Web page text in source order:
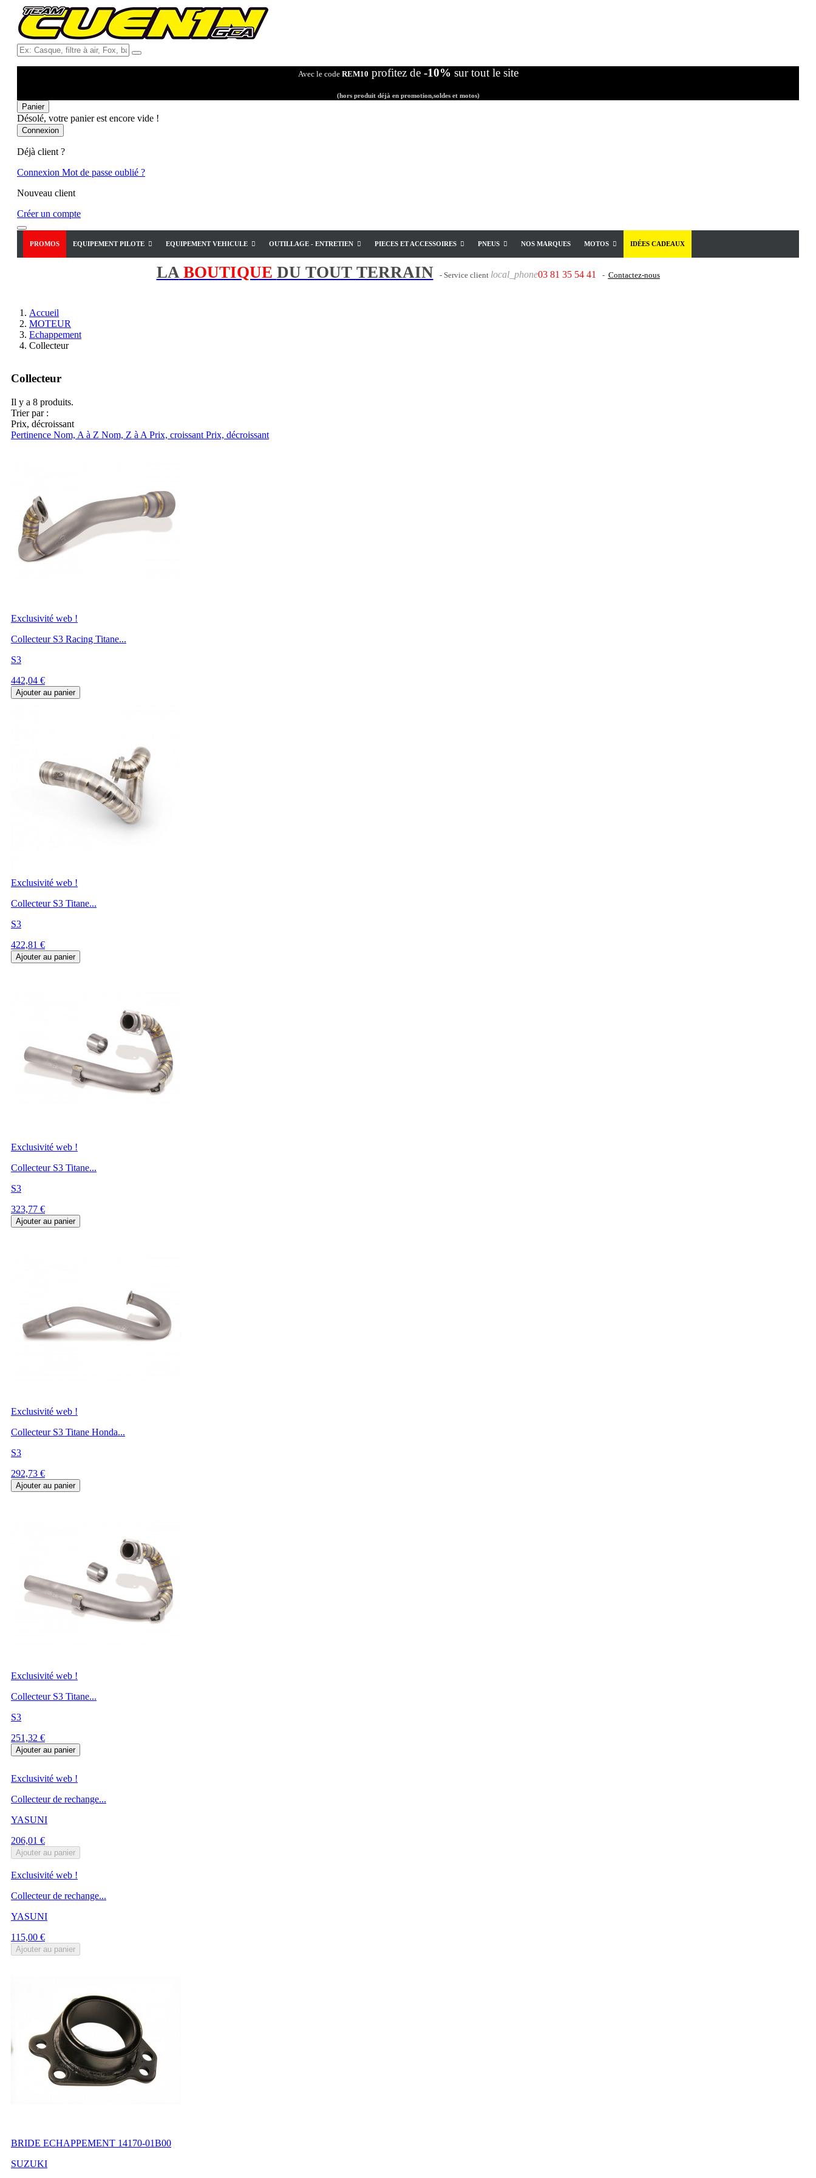
Ex:
Casque,
Fox,
...
Avec le code REM10 profitez de -10% sur tout le site
(hors produit déjà en promotion,soldes et motos)
Panier
Désolé, votre panier est encore vide !
Connexion
Déjà client ?
Connexion Mot de passe oublié ?
Nouveau client
Créer un compte
PROMOS EQUIPEMENT PILOTE EQUIPEMENT VEHICULE OUTILLAGE - ENTRETIEN PIECES ET ACCESSOIRES PNEUS NOS MARQUES MOTOS IDÉES CADEAUX
LABOUTIQUE DU TOUT TERRAIN - Service client local_phone03 81 35 54 41 - Contactez-nous
Accueil
MOTEUR
Echappement
Collecteur
Collecteur
Il y a 8 produits.
Trier par :
Prix, décroissant
Pertinence Nom, A à Z Nom, Z à A Prix, croissant Prix, décroissant
Exclusivité web !
Collecteur S3 Racing Titane...
S3
Prix
442,04 €
Ajouter au panier
Exclusivité web !
Collecteur S3 Titane...
S3
Prix
422,81 €
Ajouter au panier
Exclusivité web !
Collecteur S3 Titane...
S3
Prix
323,77 €
Ajouter au panier
Exclusivité web !
Collecteur S3 Titane Honda...
S3
Prix
292,73 €
Ajouter au panier
Exclusivité web !
Collecteur S3 Titane...
S3
Prix
251,32 €
Ajouter au panier
Exclusivité web !
Collecteur de rechange...
YASUNI
Prix
206,01 €
Ajouter au panier
Exclusivité web !
Collecteur de rechange...
YASUNI
Prix
115,00 €
Ajouter au panier
BRIDE ECHAPPEMENT 14170-01B00
SUZUKI